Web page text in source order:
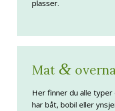
plasser.
Mat &
Her finner du alle
har båt, bobil eller